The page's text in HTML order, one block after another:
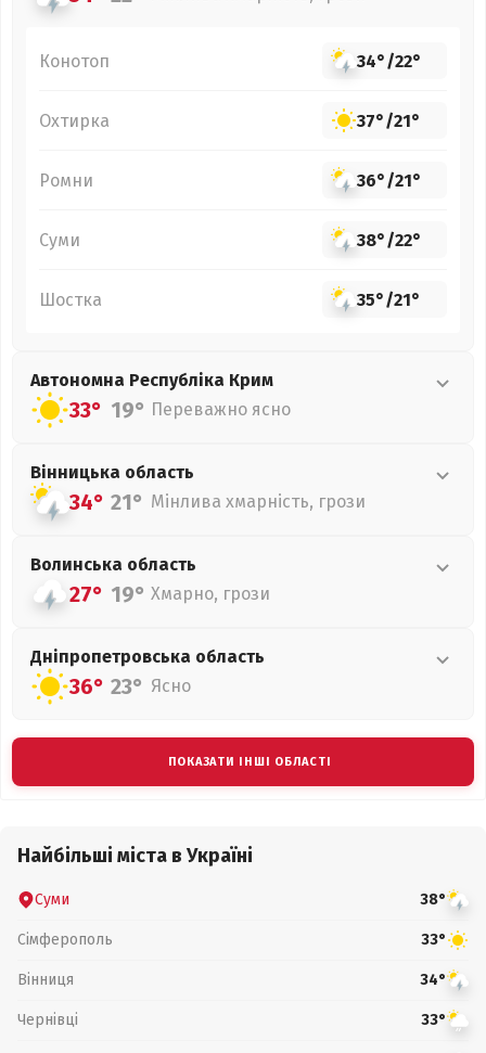
Конотоп 34°/22°
Охтирка 37°/21°
Ромни 36°/21°
Суми 38°/22°
Шостка 35°/21°
Автономна Республіка Крим
33° 19° Переважно ясно
Вінницька область
34° 21° Мінлива хмарність, грози
Волинська область
27° 19° Хмарно, грози
Дніпропетровська область
36° 23° Ясно
ПОКАЗАТИ ІНШІ ОБЛАСТІ
Найбільші міста в Україні
Суми 38°
Сімферополь 33°
Вінниця 34°
Чернівці 33°